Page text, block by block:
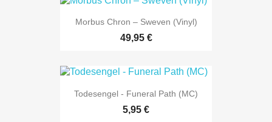
Morbus Chron – Sweven (Vinyl)
49,95 €
Todesengel - Funeral Path (MC)
5,95 €